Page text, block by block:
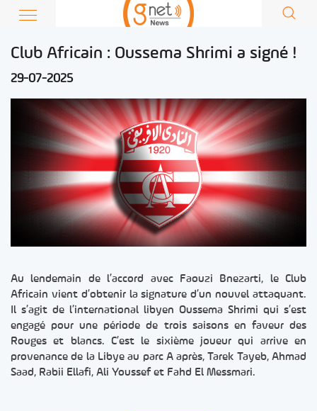
Club Africain : Oussema Shrimi a signé !
29-07-2025
Au lendemain de l’accord avec Faouzi Bnezarti, le Club
Africain vient d’obtenir la signature d’un nouvel attaquant.
Il s’agit de l’international libyen Oussema Shrimi qui s’est
engagé pour une période de trois saisons en faveur des
Rouges et blancs. C’est le sixième joueur qui arrive en
provenance de la Libye au parc A après, Tarek Tayeb, Ahmad
Saad, Rabii Ellafi, Ali Youssef et Fahd El Messmari.